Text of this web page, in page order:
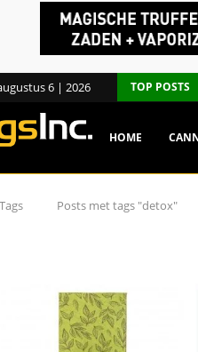
6 | 2026 TOP POSTS
HOME
Tags Posts met tags "detox"